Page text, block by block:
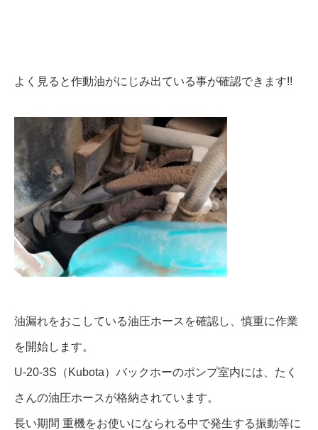
よく見ると作動油がにじみ出ている事が確認できます!!
油漏れをおこしている油圧ホースを確認し、慎重に作業
を開始します。
U-20-3S（Kubota）バックホーのポンプ室内には、たく
さんの油圧ホースが格納されています。
長い期間 重機をお使いになられる中で発生する振動等に